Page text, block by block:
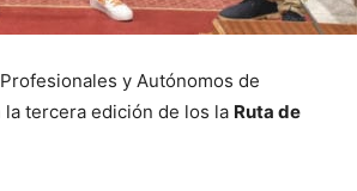
y Autónomos de
la tercera edición de los la Ruta de